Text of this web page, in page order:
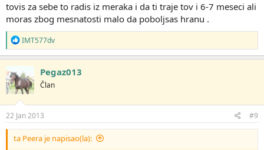
tovis za sebe to radis iz meraka i da ti traje tov i 6-7 meseci ali
moras zbog mesnatosti malo da poboljsas hranu .
R
e
a
g
o
v
a
n
j
IMT577dv
Pegaz013
Član
22 Jan 2013 #9
ta Peera je napisao(la):